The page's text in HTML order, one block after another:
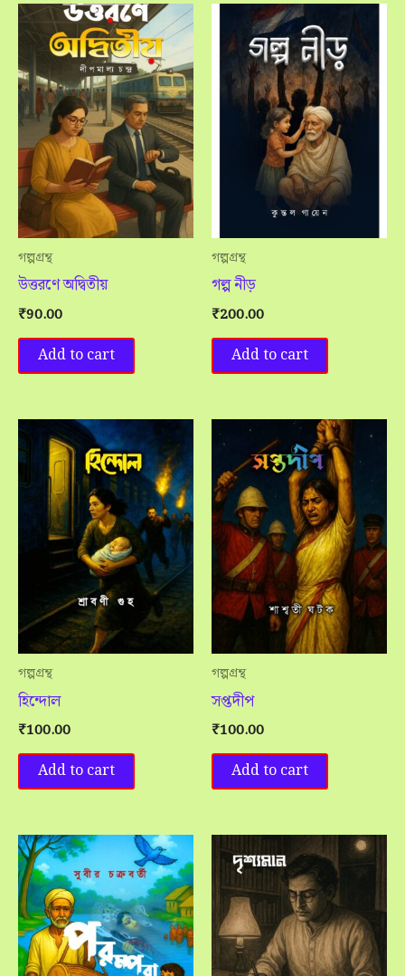
গল্পগ্রন্থ
উত্তরণে অদ্বিতীয়
₹90.00
Add to cart
গল্পগ্রন্থ
গল্প নীড়
₹200.00
Add to cart
গল্পগ্রন্থ
হিন্দোল
₹100.00
Add to cart
গল্পগ্রন্থ
সপ্তদীপ
₹100.00
Add to cart